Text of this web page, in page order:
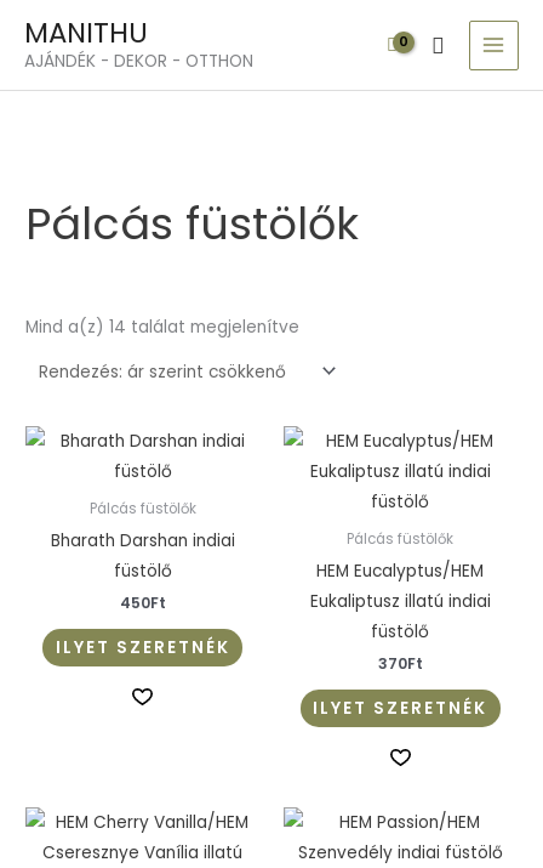
content
MANITHU
AJÁNDÉK - DEKOR - OTTHON Search
Pálcás füstölők
Mind a(z) 14 találat megjelenítve
Sorted
Pálcás füstölők
Bharath Darshan indiai
füstölő
450Ft
ILYET SZERETNÉK
Pálcás füstölők
HEM Eucalyptus/HEM
Eukaliptusz illatú indiai
füstölő
370Ft
ILYET SZERETNÉK